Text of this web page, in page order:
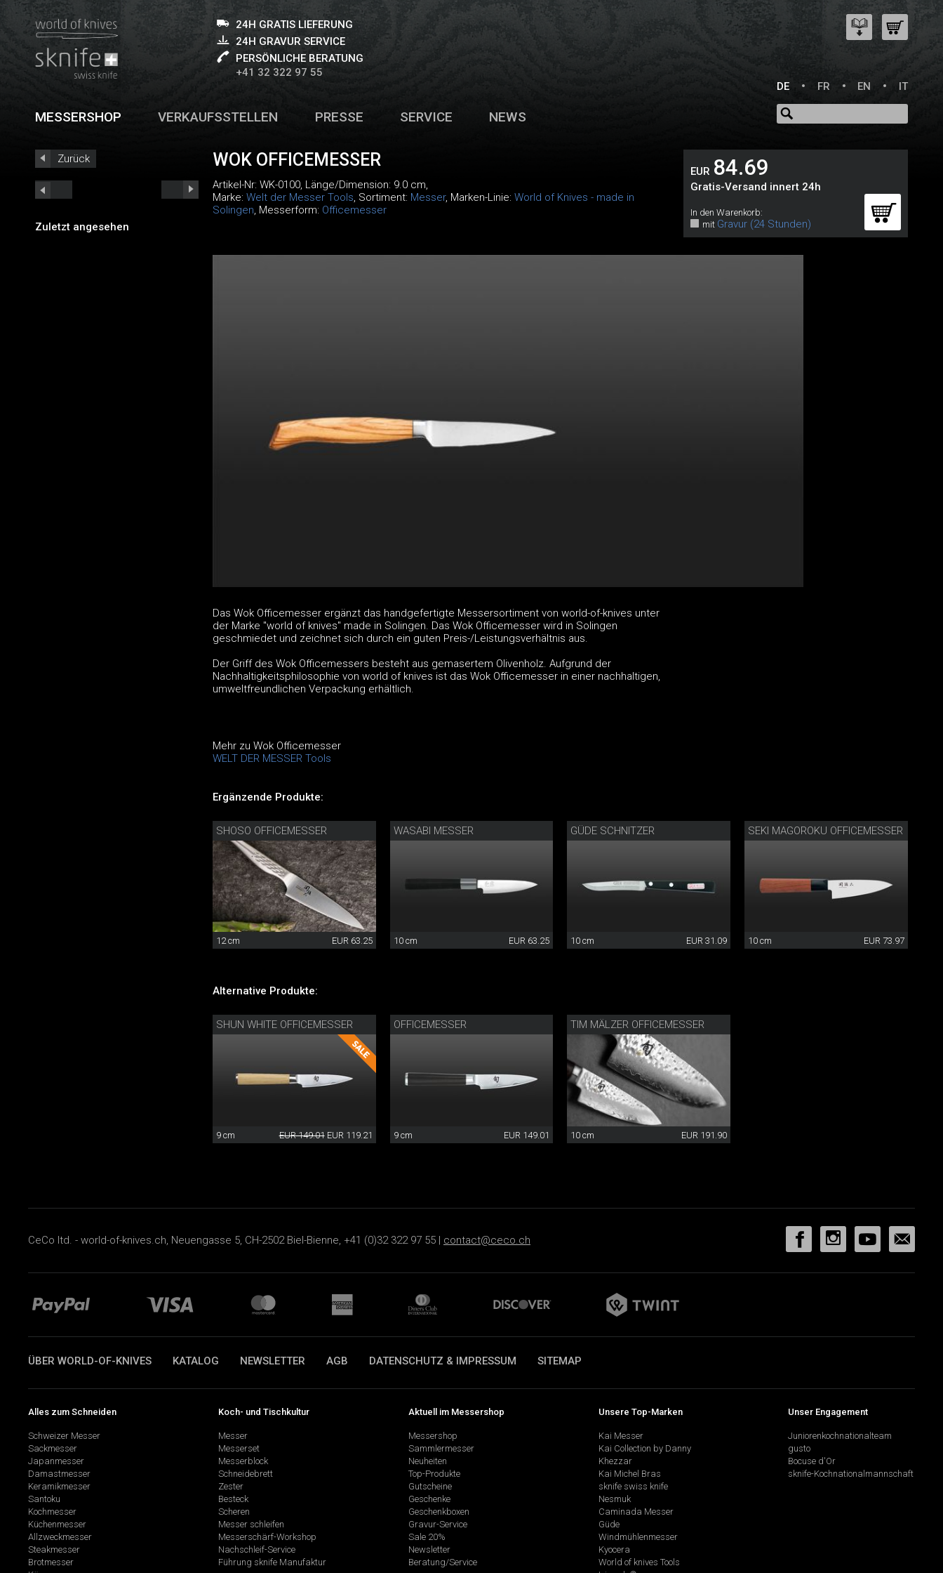
24H GRATIS LIEFERUNG
24H GRAVUR SERVICE
PERSÖNLICHE BERATUNG
+41 32 322 97 55
DE
FR EN IT
MESSERSHOP VERKAUFSSTELLEN PRESSE SERVICE NEWS
Zurück
Zuletzt angesehen
WOK OFFICEMESSER
Artikel-Nr: WK-0100, Länge/Dimension: 9.0 cm,
Marke: Welt der Messer Tools, Sortiment: Messer, Marken-Linie: World of Knives - made in
Solingen, Messerform: Officemesser
EUR 84.69
Gratis-Versand innert 24h
In den Warenkorb:
mit Gravur (24 Stunden)
Das Wok Officemesser ergänzt das handgefertigte Messersortiment von world-of-knives unter
der Marke "world of knives" made in Solingen. Das Wok Officemesser wird in Solingen
geschmiedet und zeichnet sich durch ein guten Preis-/Leistungsverhältnis aus.
Der Griff des Wok Officemessers besteht aus gemasertem Olivenholz. Aufgrund der
Nachhaltigkeitsphilosophie von world of knives ist das Wok Officemesser in einer nachhaltigen,
umweltfreundlichen Verpackung erhältlich.
Mehr zu Wok Officemesser
WELT DER MESSER Tools
Ergänzende Produkte:
SHOSO OFFICEMESSER
12 cm EUR 63.25
WASABI MESSER
10 cm EUR 63.25
GÜDE SCHNITZER
10 cm EUR 31.09
SEKI MAGOROKU OFFICEMESSER
10 cm EUR 73.97
Alternative Produkte:
SHUN WHITE OFFICEMESSER
9 cm EUR 149.01 EUR 119.21
OFFICEMESSER
9 cm EUR 149.01
TIM MÄLZER OFFICEMESSER
10 cm EUR 191.90
CeCo ltd. - world-of-knives.ch, Neuengasse 5, CH-2502 Biel-Bienne, +41 (0)32 322 97 55 | contact@ceco.ch
ÜBER WORLD-OF-KNIVES KATALOG NEWSLETTER AGB DATENSCHUTZ & IMPRESSUM SITEMAP
Alles zum Schneiden
Schweizer Messer
Sackmesser
Japanmesser
Damastmesser
Keramikmesser
Santoku
Kochmesser
Küchenmesser
Allzweckmesser
Steakmesser
Brotmesser
Koch- und Tischkultur
Messer
Messerset
Messerblock
Schneidebrett
Zester
Besteck
Scheren
Messer schleifen
Messerschärf-Workshop
Nachschleif-Service
Führung sknife Manufaktur
Aktuell im Messershop
Messershop
Sammlermesser
Neuheiten
Top-Produkte
Gutscheine
Geschenke
Geschenkboxen
Gravur-Service
Sale 20%
Newsletter
Beratung/Service
Unsere Top-Marken
Kai Messer
Kai Collection by Danny
Khezzar
Kai Michel Bras
sknife swiss knife
Nesmuk
Caminada Messer
Güde
Windmühlenmesser
Kyocera
World of knives Tools
Unser Engagement
Juniorenkochnationalteam
gusto
Bocuse d'Or
sknife-Kochnationalmannschaft